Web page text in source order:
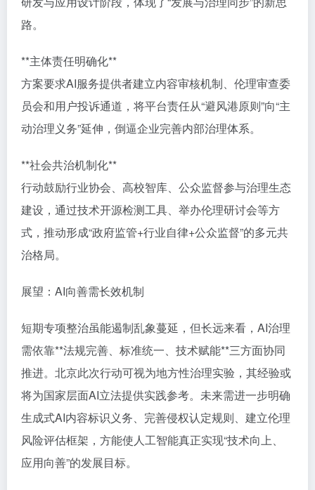
路。
**主体责任明确化**
方案要求AI服务提供者建立内容审核机制、伦理审查委
员会和用户投诉通道，将平台责任从“避风港原则”向“主
动治理义务”延伸，倒逼企业完善内部治理体系。
**社会共治机制化**
行动鼓励行业协会、高校智库、公众监督参与治理生态
建设，通过技术开源检测工具、举办伦理研讨会等方
式，推动形成“政府监管+行业自律+公众监督”的多元共
治格局。
展望：AI向善需长效机制
短期专项整治虽能遏制乱象蔓延，但长远来看，AI治理
需依靠**法规完善、标准统一、技术赋能**三方面协同
推进。北京此次行动可视为地方性治理实验，其经验或
将为国家层面AI立法提供实践参考。未来需进一步明确
生成式AI内容标识义务、完善侵权认定规则、建立伦理
风险评估框架，方能使人工智能真正实现“技术向上、
应用向善”的发展目标。